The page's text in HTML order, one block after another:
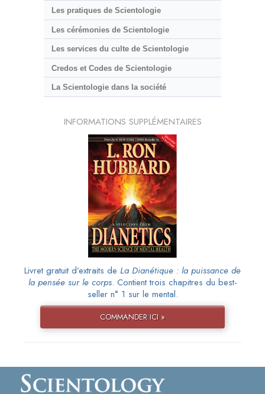
Les pratiques de Scientologie
Les cérémonies de Scientologie
Les services du culte de Scientologie
Credos et Codes de Scientologie
La Scientologie dans la société
INFORMATIONS SUPPLÉMENTAIRES
Livret gratuit d’extraits de La Dianétique : la puissance de
la pensée sur le corps. Contient trois chapitres du best-
seller n° 1 sur le mental.
COMMANDER ICI »